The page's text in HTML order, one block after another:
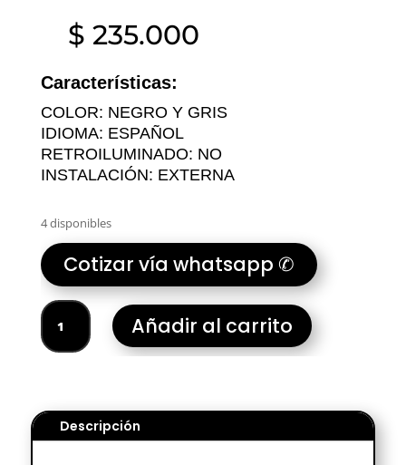
$ 235.000
Características:
COLOR: NEGRO Y GRIS
IDIOMA: ESPAÑOL
RETROILUMINADO: NO
INSTALACIÓN: EXTERNA
4 disponibles
Cotizar vía whatsapp ✆
PALMREST
LENOVO
S145-
Añadir al carrito
Descripción